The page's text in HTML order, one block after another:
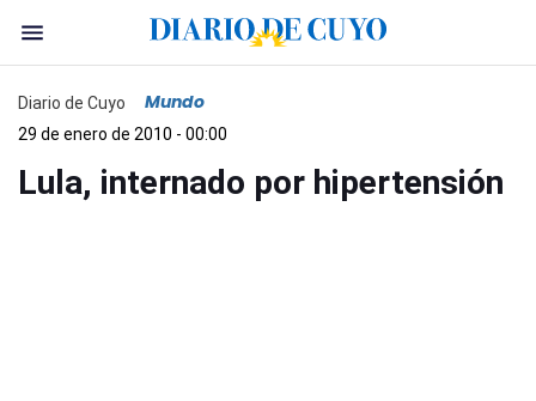
Diario de Cuyo Mundo
29 de enero de 2010 - 00:00
Lula, internado por hipertensión